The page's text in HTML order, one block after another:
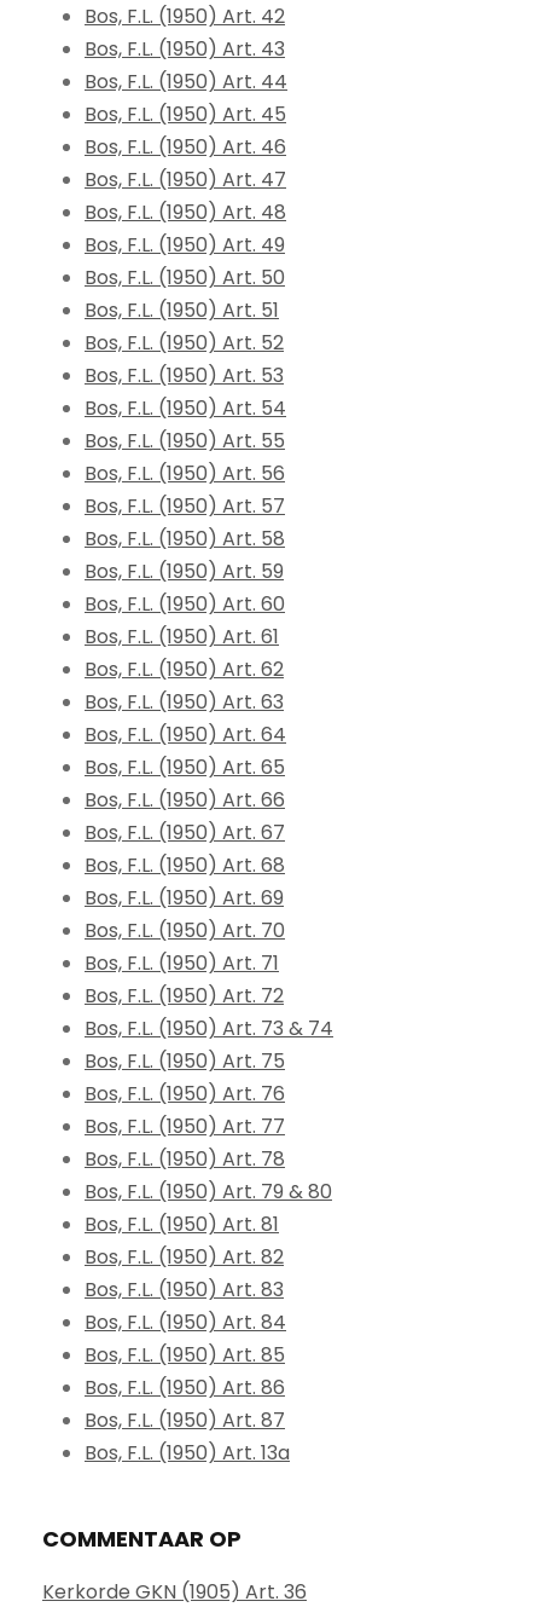
Bos, F.L. (1950) Art. 42
Bos, F.L. (1950) Art. 43
Bos, F.L. (1950) Art. 44
Bos, F.L. (1950) Art. 45
Bos, F.L. (1950) Art. 46
Bos, F.L. (1950) Art. 47
Bos, F.L. (1950) Art. 48
Bos, F.L. (1950) Art. 49
Bos, F.L. (1950) Art. 50
Bos, F.L. (1950) Art. 51
Bos, F.L. (1950) Art. 52
Bos, F.L. (1950) Art. 53
Bos, F.L. (1950) Art. 54
Bos, F.L. (1950) Art. 55
Bos, F.L. (1950) Art. 56
Bos, F.L. (1950) Art. 57
Bos, F.L. (1950) Art. 58
Bos, F.L. (1950) Art. 59
Bos, F.L. (1950) Art. 60
Bos, F.L. (1950) Art. 61
Bos, F.L. (1950) Art. 62
Bos, F.L. (1950) Art. 63
Bos, F.L. (1950) Art. 64
Bos, F.L. (1950) Art. 65
Bos, F.L. (1950) Art. 66
Bos, F.L. (1950) Art. 67
Bos, F.L. (1950) Art. 68
Bos, F.L. (1950) Art. 69
Bos, F.L. (1950) Art. 70
Bos, F.L. (1950) Art. 71
Bos, F.L. (1950) Art. 72
Bos, F.L. (1950) Art. 73 & 74
Bos, F.L. (1950) Art. 75
Bos, F.L. (1950) Art. 76
Bos, F.L. (1950) Art. 77
Bos, F.L. (1950) Art. 78
Bos, F.L. (1950) Art. 79 & 80
Bos, F.L. (1950) Art. 81
Bos, F.L. (1950) Art. 82
Bos, F.L. (1950) Art. 83
Bos, F.L. (1950) Art. 84
Bos, F.L. (1950) Art. 85
Bos, F.L. (1950) Art. 86
Bos, F.L. (1950) Art. 87
Bos, F.L. (1950) Art. 13a
COMMENTAAR OP
Kerkorde GKN (1905) Art. 36